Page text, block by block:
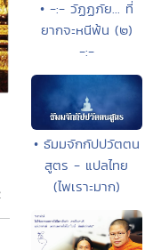
• -:- วัฏฏภัย... ที่
ยากจะหนีพ้น (๒)
-:-
• ธัมมจักกัปปวัตตน
สูตร - แปลไทย
(ไพเราะมาก)